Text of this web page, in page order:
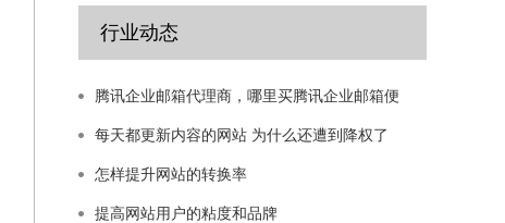
行业动态
腾讯企业邮箱代理商，哪里买腾讯企业邮箱便
每天都更新内容的网站 为什么还遭到降权了
怎样提升网站的转换率
提高网站用户的粘度和品牌